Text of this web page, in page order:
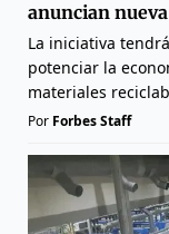
anuncian
La iniciativa
potenciar la
materiales
Por Forbes Staff